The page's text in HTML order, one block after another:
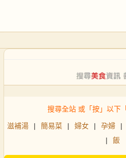
搜尋全站 或「按」以下
滋補湯 | 簡易菜 | 婦女 | 孕婦 |
|
飯